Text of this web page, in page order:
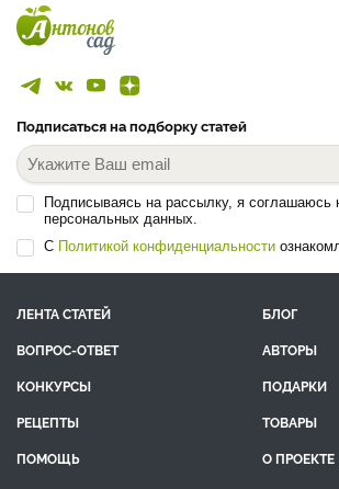
Подписаться на подборку статей
Подписываясь на рассылку, я соглашаюсь
персональных данных.
С Политикой конфиденциальности
ЛЕНТА СТАТЕЙ
БЛОГ
ВОПРОС-ОТВЕТ
АВТОРЫ
КОНКУРСЫ
ПОДАРКИ
РЕЦЕПТЫ
ТОВАРЫ
ПОМОЩЬ
О ПРОЕКТЕ